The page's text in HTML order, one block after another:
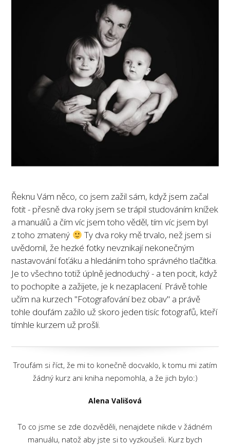
Řeknu Vám něco, co jsem zažil sám, když jsem začal
fotit - přesně dva roky jsem se trápil studováním knížek
a manuálů a čím víc jsem toho věděl, tím víc jsem byl
z toho zmatený
Ty dva roky mě trvalo, než jsem si
uvědomil, že hezké fotky nevznikají nekonečným
nastavování foťáku a hledáním toho správného tlačítka.
Je to všechno totiž úplně jednoduchý - a ten pocit, když
to pochopíte a zažijete, je k nezaplacení. Právě tohle
učím na kurzech "Fotografování bez obav" a právě
tohle doufám zažilo už skoro jeden tisíc fotografů, kteří
tímhle kurzem už prošli.
Troufám si říct, že mi to konečně docvaklo, k tomu mi zatím
žádný kurz ani kniha nepomohla, a že jich bylo:)
Alena Vališová
To co jsme se zde dozvěděli, nenajdete nikde v žádném
manuálu, natož aby jste si to vyzkoušeli. Kurz bych